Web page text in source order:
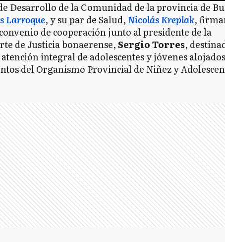
Desarrollo de la Comunidad de la provincia de
Larroque, y su par de Salud,Nicolás Kreplak,
de cooperación junto al presidente de la
de Justicia bonaerense,Sergio Torres,
integral de adolescentes y jóvenes
del Organismo Provincial de Niñez y